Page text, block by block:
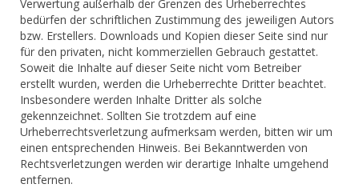
Verwertung außerhalb der Grenzen des Urheberrechtes
bedürfen der schriftlichen Zustimmung des jeweiligen Autors
bzw. Erstellers. Downloads und Kopien dieser Seite sind nur
für den privaten, nicht kommerziellen Gebrauch gestattet.
Soweit die Inhalte auf dieser Seite nicht vom Betreiber
erstellt wurden, werden die Urheberrechte Dritter beachtet.
Insbesondere werden Inhalte Dritter als solche
gekennzeichnet. Sollten Sie trotzdem auf eine
Urheberrechtsverletzung aufmerksam werden, bitten wir um
einen entsprechenden Hinweis. Bei Bekanntwerden von
Rechtsverletzungen werden wir derartige Inhalte umgehend
entfernen.